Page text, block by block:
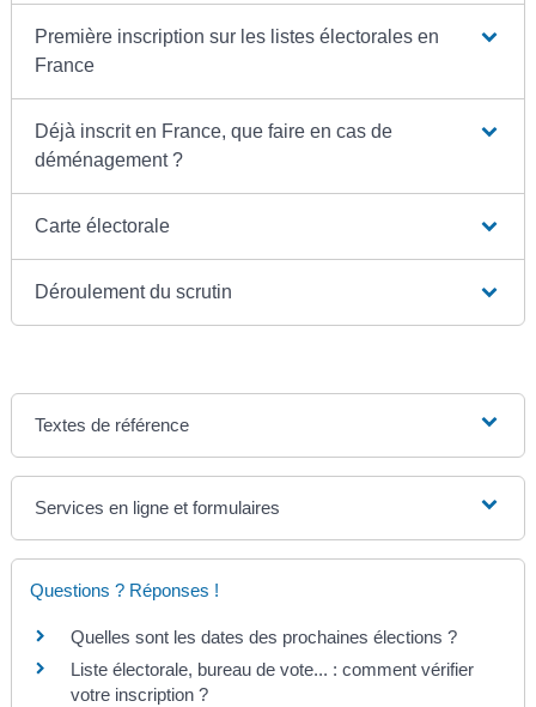
Première inscription sur les listes électorales en
France
Déjà inscrit en France, que faire en cas de
déménagement ?
Carte électorale
Déroulement du scrutin
Textes de référence
Services en ligne et formulaires
Questions ? Réponses !
Quelles sont les dates des prochaines élections ?
Liste électorale, bureau de vote... : comment vérifier
votre inscription ?